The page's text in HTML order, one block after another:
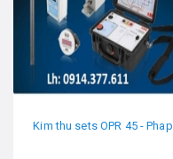
Kim thu sets OPR 45 - Phap